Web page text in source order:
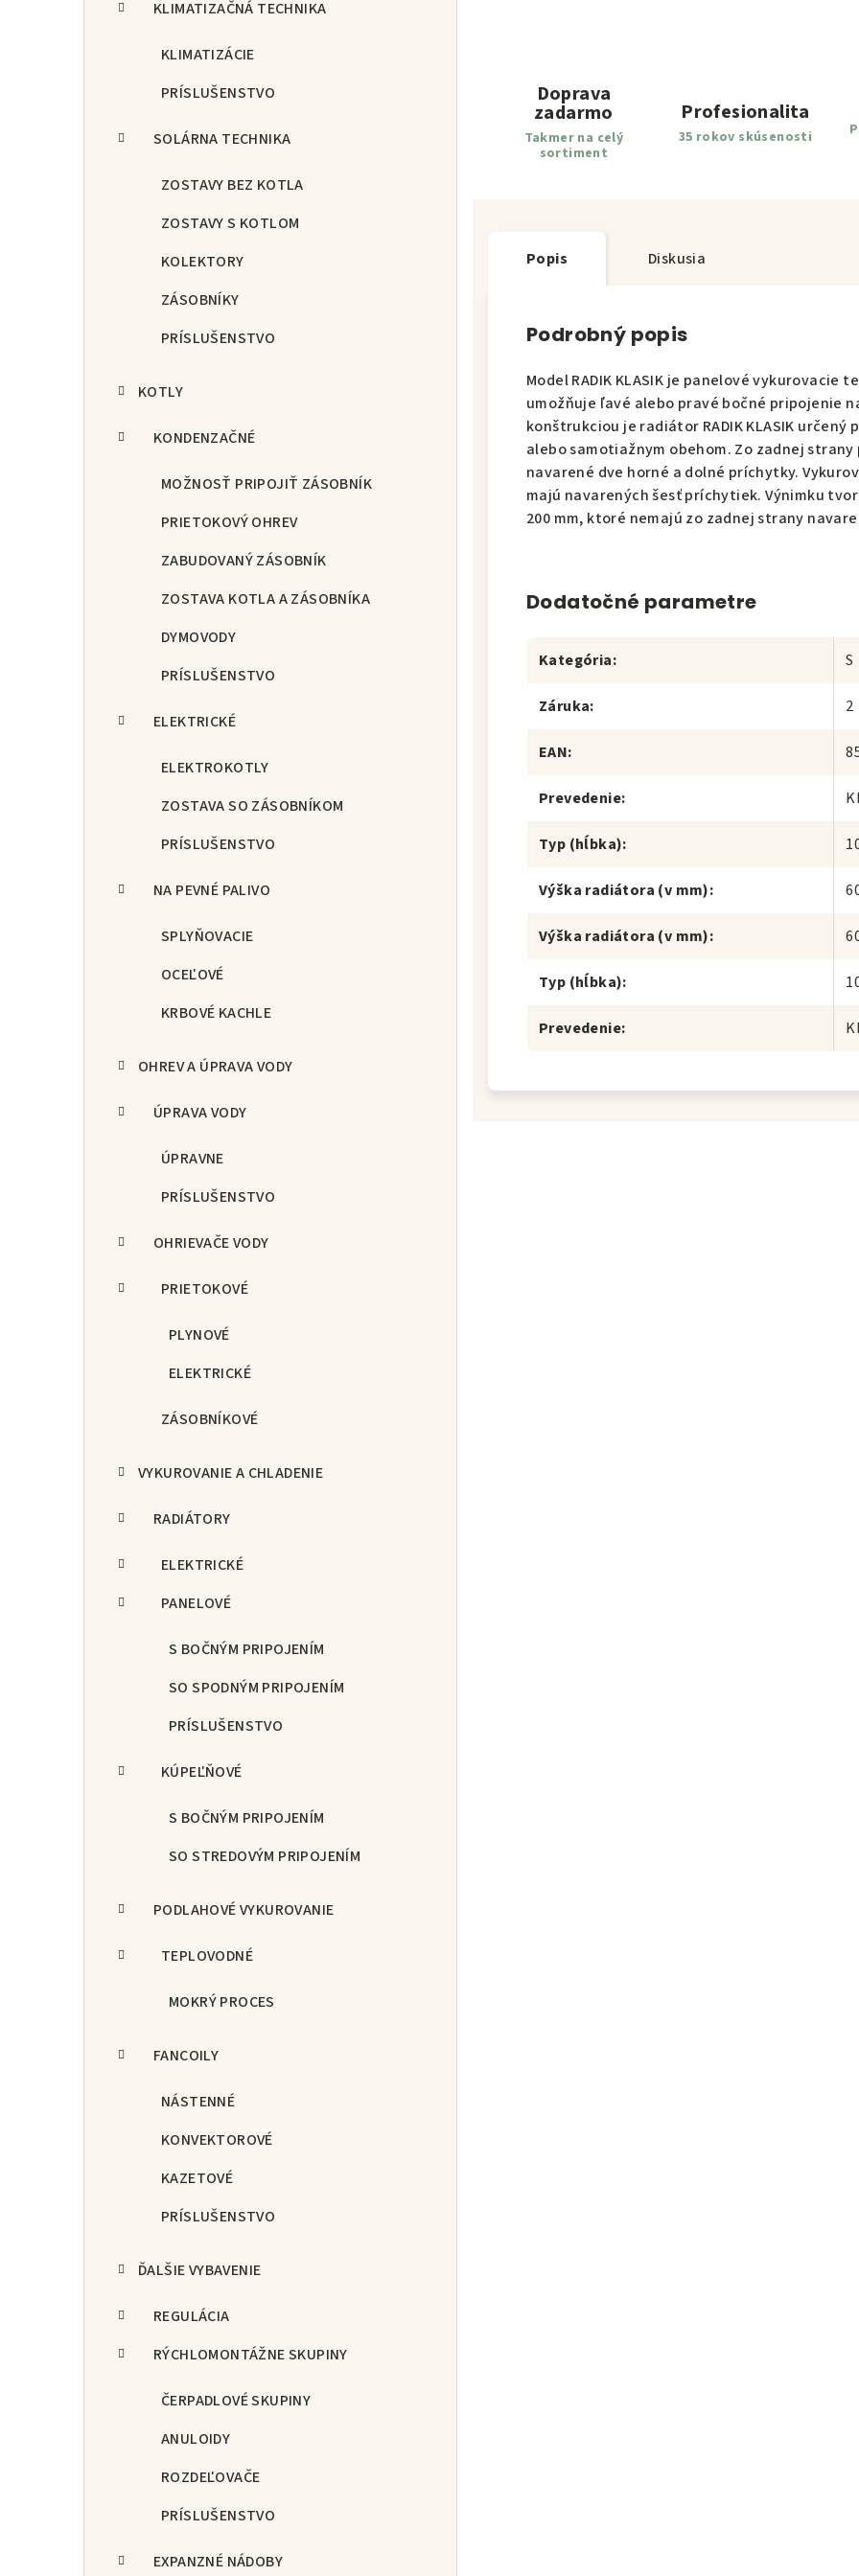
KLIMATIZAČNÁ TECHNIKA
KLIMATIZÁCIE
PRÍSLUŠENSTVO
SOLÁRNA TECHNIKA
ZOSTAVY BEZ KOTLA
ZOSTAVY S KOTLOM
KOLEKTORY
ZÁSOBNÍKY
PRÍSLUŠENSTVO
KOTLY
KONDENZAČNÉ
MOŽNOSŤ PRIPOJIŤ ZÁSOBNÍK
PRIETOKOVÝ OHREV
ZABUDOVANÝ ZÁSOBNÍK
ZOSTAVA KOTLA A ZÁSOBNÍKA
DYMOVODY
PRÍSLUŠENSTVO
ELEKTRICKÉ
ELEKTROKOTLY
ZOSTAVA SO ZÁSOBNÍKOM
PRÍSLUŠENSTVO
NA PEVNÉ PALIVO
SPLYŇOVACIE
OCEĽOVÉ
KRBOVÉ KACHLE
OHREV A ÚPRAVA VODY
ÚPRAVA VODY
ÚPRAVNE
PRÍSLUŠENSTVO
OHRIEVAČE VODY
PRIETOKOVÉ
PLYNOVÉ
ELEKTRICKÉ
ZÁSOBNÍKOVÉ
VYKUROVANIE A CHLADENIE
RADIÁTORY
ELEKTRICKÉ
PANELOVÉ
S BOČNÝM PRIPOJENÍM
SO SPODNÝM PRIPOJENÍM
PRÍSLUŠENSTVO
KÚPEĽŇOVÉ
S BOČNÝM PRIPOJENÍM
SO STREDOVÝM PRIPOJENÍM
PODLAHOVÉ VYKUROVANIE
TEPLOVODNÉ
MOKRÝ PROCES
FANCOILY
NÁSTENNÉ
KONVEKTOROVÉ
KAZETOVÉ
PRÍSLUŠENSTVO
ĎALŠIE VYBAVENIE
REGULÁCIA
RÝCHLOMONTÁŽNE SKUPINY
ČERPADLOVÉ SKUPINY
ANULOIDY
ROZDEĽOVAČE
PRÍSLUŠENSTVO
EXPANZNÉ NÁDOBY
Doprava
zadarmo
Takmer na celý
sortiment
Profesionalita
35 rokov skúsenosti
Popis Diskusia
Podrobný popis
Model RADIK KLASIK je panelové vykurovacie
umožňuje ľavé alebo pravé bočné pripojenie
konštrukciou je radiátor RADIK KLASIK
alebo samotiažnym obehom. Zo zadnej strany
navarené dve horné a dolné príchytky.
majú navarených šesť príchytiek. Výnimku
200 mm, ktoré nemajú zo zadnej strany
Dodatočné parametre
Kategória: S
Záruka: 2
EAN:
Prevedenie:
Typ (hĺbka):
Výška radiátora (v mm):
Výška radiátora (v mm):
Typ (hĺbka):
Prevedenie: